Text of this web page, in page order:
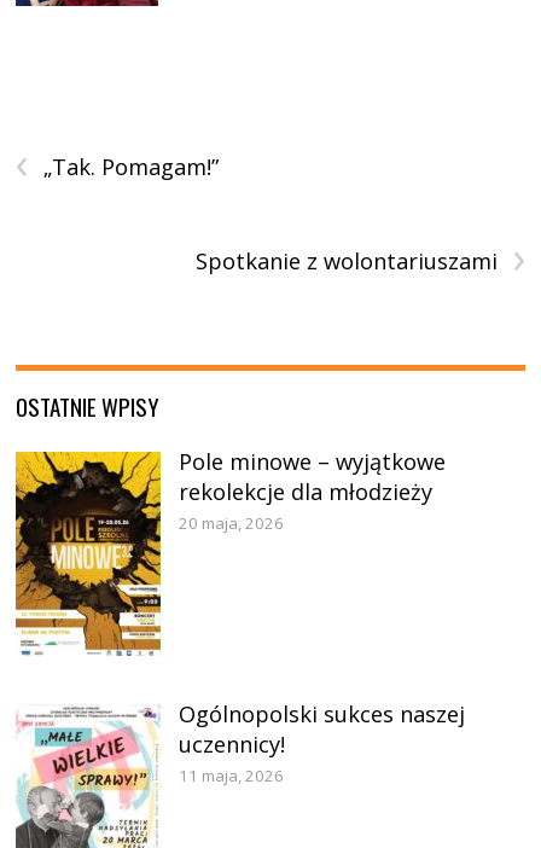
‹ „Tak. Pomagam!”
›
Spotkanie z wolontariuszami
OSTATNIE WPISY
Pole minowe – wyjątkowe
rekolekcje dla młodzieży
20 maja, 2026
Ogólnopolski sukces naszej
uczennicy!
11 maja, 2026